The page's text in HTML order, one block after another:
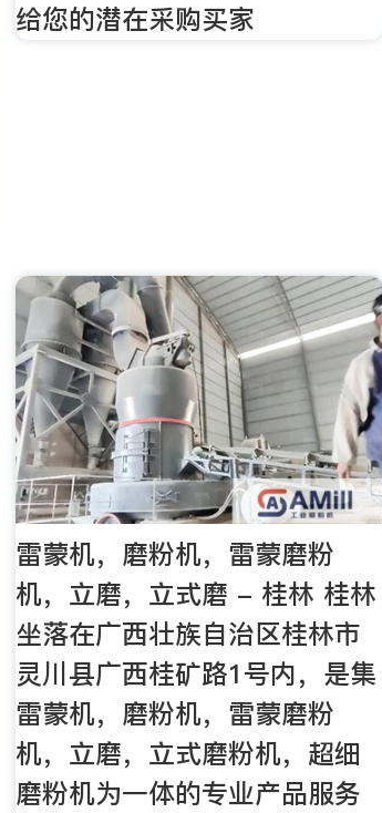
给您的潜在采购买家
雷蒙机，磨粉机，雷蒙磨粉
机，立磨，立式磨 - 桂林 桂林
坐落在广西壮族自治区桂林市
灵川县广西桂矿路1号内，是集
雷蒙机，磨粉机，雷蒙磨粉
机，立磨，立式磨粉机，超细
磨粉机为一体的专业产品服务